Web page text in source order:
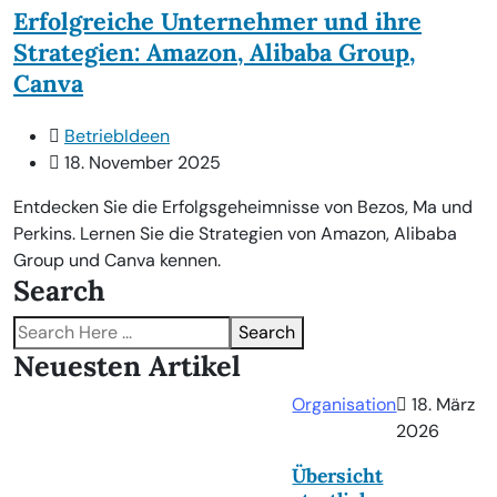
Erfolgreiche Unternehmer und ihre
Strategien: Amazon, Alibaba Group,
Canva
BetriebIdeen
18. November 2025
Entdecken Sie die Erfolgsgeheimnisse von Bezos, Ma und
Perkins. Lernen Sie die Strategien von Amazon, Alibaba
Group und Canva kennen.
Search
Search
Neuesten Artikel
Organisation
18. März
2026
Übersicht